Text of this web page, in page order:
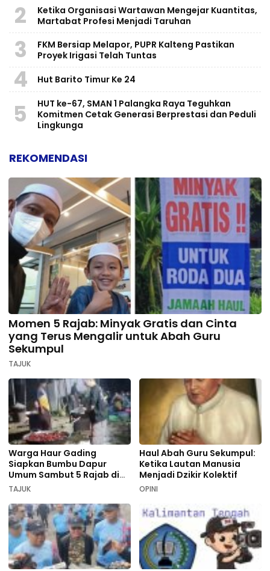
2
Ketika Organisasi Wartawan Mengejar Kuantitas,
Martabat Profesi Menjadi Taruhan
3
FKM Bersiap Melapor, PUPR Kalteng Pastikan
Proyek Irigasi Telah Tuntas
4 Hut Barito Timur Ke 24
5
HUT ke-67, SMAN 1 Palangka Raya Teguhkan
Komitmen Cetak Generasi Berprestasi dan Peduli
Lingkunga
REKOMENDASI
Momen 5 Rajab: Minyak Gratis dan Cinta
yang Terus Mengalir untuk Abah Guru
Sekumpul
TAJUK
Warga Haur Gading
Siapkan Bumbu Dapur
Umum Sambut 5 Rajab di
Sekumpul
TAJUK
Haul Abah Guru Sekumpul:
Ketika Lautan Manusia
Menjadi Dzikir Kolektif
OPINI